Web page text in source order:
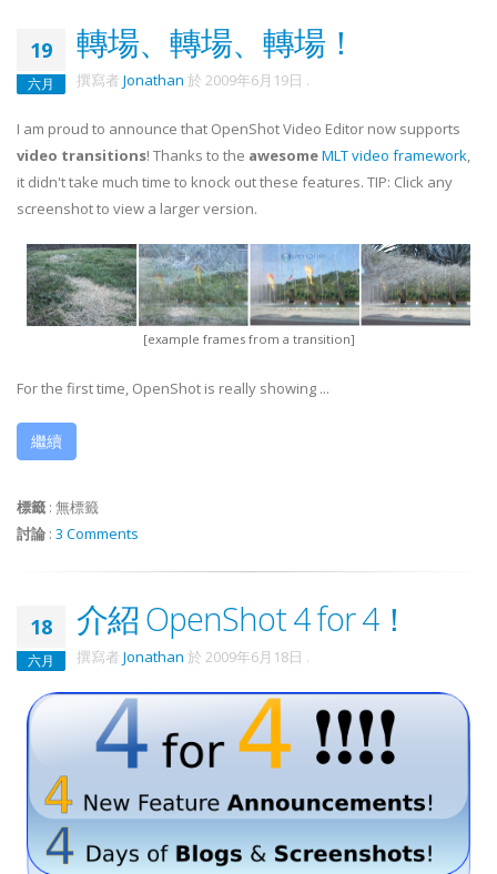
19
六月
轉場、轉場、轉場！
撰寫者 Jonathan 於 2009年6月19日 .
I am proud to announce that OpenShot Video Editor now supports
video transitions! Thanks to the awesomeMLT video framework,
it didn't take much time to knock out these features. TIP: Click any
screenshot to view a larger version.
[example frames from a transition]
For the first time, OpenShot is really showing ...
繼續
標籤 : 無標籤
討論 : 3 Comments
18
六月
介紹 OpenShot 4 for 4！
撰寫者 Jonathan 於 2009年6月18日 .